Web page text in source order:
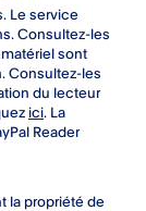
Le service
Consultez-les
sont
Consultez-les
du lecteur
ici. La
Reader
la propriété de